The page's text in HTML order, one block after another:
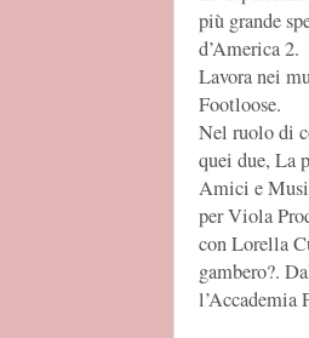
più grande
d’America 2.
Lavora nei
Footloose.
Nel ruolo di
quei due, La
Amici e
per Viola
con Lorella
gambero?.
l’Accademia